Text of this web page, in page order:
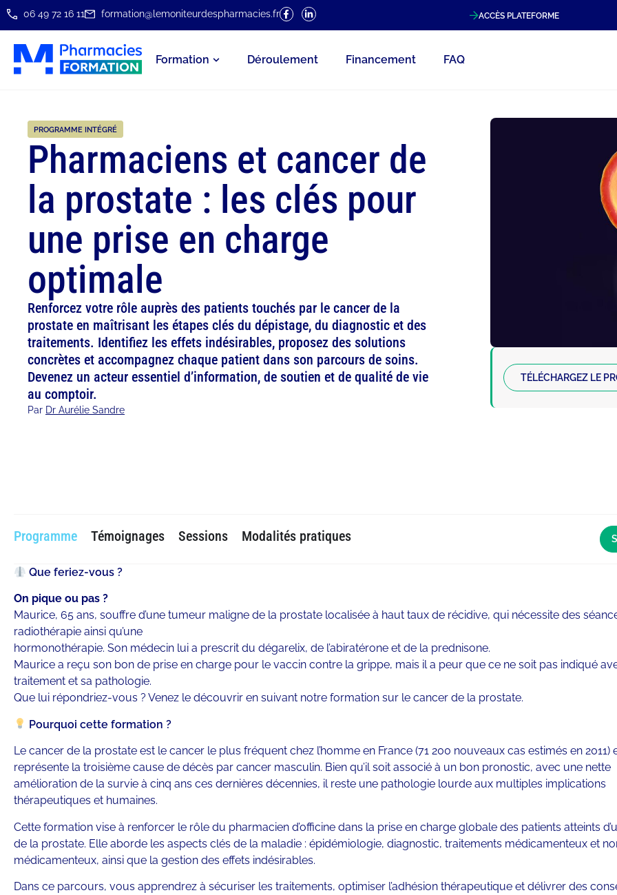
06 49 72 16 11 formation@lemoniteurdespharmacies.fr ACCÈS PLATEFORME
Formation Déroulement Financement FAQ
PROGRAMME INTÉGRÉ
Pharmaciens et cancer de
la prostate : les clés pour
une prise en charge
optimale
Renforcez votre rôle auprès des patients touchés par le cancer de la
prostate en maîtrisant les étapes clés du dépistage, du diagnostic et des
traitements. Identifiez les effets indésirables, proposez des solutions
concrètes et accompagnez chaque patient dans son parcours de soins.
Devenez un acteur essentiel d’information, de soutien et de qualité de vie
au comptoir.
Par Dr Aurélie Sandre
TÉLÉCHARGEZ LE
Programme Témoignages Sessions Modalités pratiques
Que feriez-vous ?
On pique ou pas ?
Maurice, 65 ans, souffre d’une tumeur maligne de la prostate localisée à haut taux de récidive, qui nécessite des
radiothérapie ainsi qu’une
hormonothérapie. Son médecin lui a prescrit du dégarelix, de l’abiratérone et de la prednisone.
Maurice a reçu son bon de prise en charge pour le vaccin contre la grippe, mais il a peur que ce ne soit pas indiqué
traitement et sa pathologie.
Que lui répondriez-vous ? Venez le découvrir en suivant notre formation sur le cancer de la prostate.
Pourquoi cette formation ?
Le cancer de la prostate est le cancer le plus fréquent chez l’homme en France (71 200 nouveaux cas estimés en 2011)
représente la troisième cause de décès par cancer masculin. Bien qu’il soit associé à un bon pronostic, avec une nette
amélioration de la survie à cinq ans ces dernières décennies, il reste une pathologie lourde aux multiples implications
thérapeutiques et humaines.
Cette formation vise à renforcer le rôle du pharmacien d’officine dans la prise en charge globale des patients atteints
de la prostate. Elle aborde les aspects clés de la maladie : épidémiologie, diagnostic, traitements médicamenteux et
médicamenteux, ainsi que la gestion des effets indésirables.
Dans ce parcours, vous apprendrez à sécuriser les traitements, optimiser l’adhésion thérapeutique et délivrer des